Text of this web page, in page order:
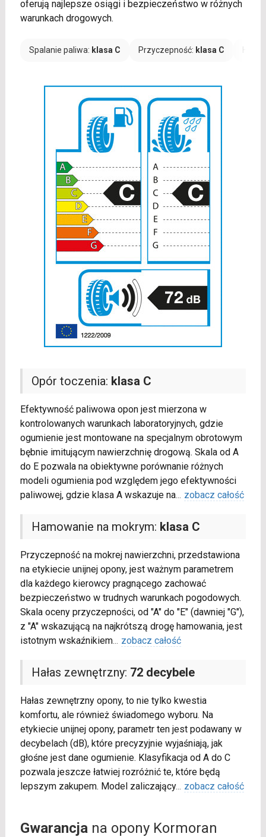
oferują najlepsze osiągi i bezpieczeństwo w różnych
warunkach drogowych.
Spalanie paliwa: klasa C Przyczepność: klasa C
Opór toczenia: klasa C
Efektywność paliwowa opon jest mierzona w
kontrolowanych warunkach laboratoryjnych, gdzie
ogumienie jest montowane na specjalnym obrotowym
bębnie imitującym nawierzchnię drogową. Skala od A
do E pozwala na obiektywne porównanie różnych
modeli ogumienia pod względem jego efektywności
paliwowej, gdzie klasa A wskazuje na... zobacz całość
Hamowanie na mokrym: klasa C
Przyczepność na mokrej nawierzchni, przedstawiona
na etykiecie unijnej opony, jest ważnym parametrem
dla każdego kierowcy pragnącego zachować
bezpieczeństwo w trudnych warunkach pogodowych.
Skala oceny przyczepności, od "A" do "E" (dawniej "G"),
z "A" wskazującą na najkrótszą drogę hamowania, jest
istotnym wskaźnikiem... zobacz całość
Hałas zewnętrzny: 72 decybele
Hałas zewnętrzny opony, to nie tylko kwestia
komfortu, ale również świadomego wyboru. Na
etykiecie unijnej opony, parametr ten jest podawany w
decybelach (dB), które precyzyjnie wyjaśniają, jak
głośne jest dane ogumienie. Klasyfikacja od A do C
pozwala jeszcze łatwiej rozróżnić te, które będą
lepszym zakupem. Model zaliczający... zobacz całość
Gwarancjana opony Kormoran